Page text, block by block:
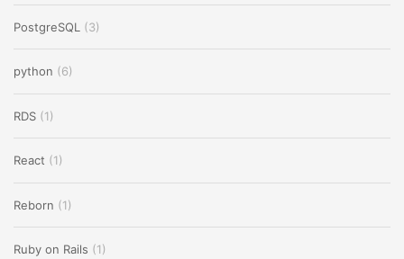
PostgreSQL (3)
python (6)
RDS (1)
React (1)
Reborn (1)
Ruby on Rails (1)